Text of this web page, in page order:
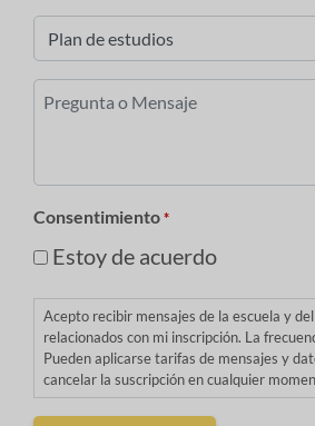
*
de
estudios
Consentimiento *
Estoy de acuerdo
Acepto recibir mensajes de la escuela y
relacionados con mi inscripción. La
Pueden aplicarse tarifas de mensajes y
cancelar la suscripción en cualquier